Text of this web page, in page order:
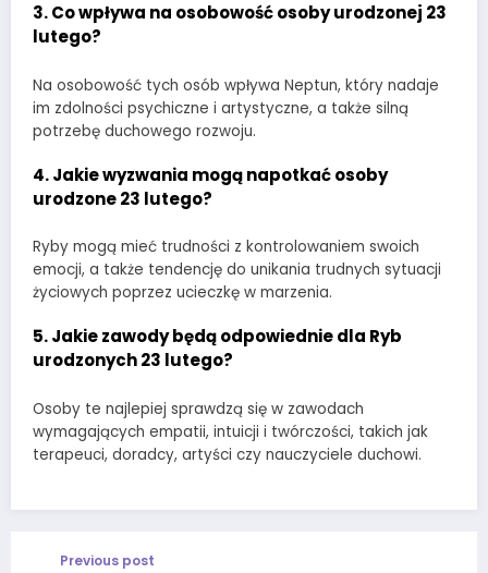
3.Co wpływa na osobowość osoby urodzonej 23
lutego?
Na osobowość tych osób wpływa Neptun, który nadaje
im zdolności psychiczne i artystyczne, a także silną
potrzebę duchowego rozwoju.
4.Jakie wyzwania mogą napotkać osoby
urodzone 23 lutego?
Ryby mogą mieć trudności z kontrolowaniem swoich
emocji, a także tendencję do unikania trudnych sytuacji
życiowych poprzez ucieczkę w marzenia.
5.Jakie zawody będą odpowiednie dla Ryb
urodzonych 23 lutego?
Osoby te najlepiej sprawdzą się w zawodach
wymagających empatii, intuicji i twórczości, takich jak
terapeuci, doradcy, artyści czy nauczyciele duchowi.
Previous post